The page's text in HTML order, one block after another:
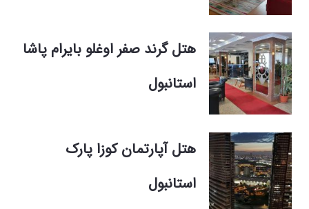
هتل گرند صفر اوغلو بایرام پاشا
استانبول
هتل آپارتمان کوزا پارک
استانبول